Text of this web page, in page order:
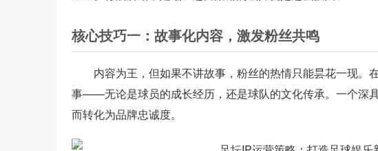
核心技巧一：故事化内容，激发粉丝共鸣
内容为王，但如果不讲故事，粉丝的热情只能昙花一现
事——无论是球员的成长经历，还是球队的文化传承。一个深
而转化为品牌忠诚度。